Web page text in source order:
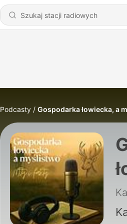
Podcasty Gospodarka łowiecka, a